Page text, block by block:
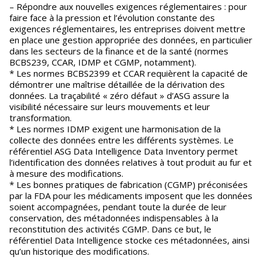
– Répondre aux nouvelles exigences réglementaires : pour
faire face à la pression et l’évolution constante des
exigences réglementaires, les entreprises doivent mettre
en place une gestion appropriée des données, en particulier
dans les secteurs de la finance et de la santé (normes
BCBS239, CCAR, IDMP et CGMP, notamment).
* Les normes BCBS2399 et CCAR requièrent la capacité de
démontrer une maîtrise détaillée de la dérivation des
données. La traçabilité « zéro défaut » d’ASG assure la
visibilité nécessaire sur leurs mouvements et leur
transformation.
* Les normes IDMP exigent une harmonisation de la
collecte des données entre les différents systèmes. Le
référentiel ASG Data Intelligence Data Inventory permet
l’identification des données relatives à tout produit au fur et
à mesure des modifications.
* Les bonnes pratiques de fabrication (CGMP) préconisées
par la FDA pour les médicaments imposent que les données
soient accompagnées, pendant toute la durée de leur
conservation, des métadonnées indispensables à la
reconstitution des activités CGMP. Dans ce but, le
référentiel Data Intelligence stocke ces métadonnées, ainsi
qu’un historique des modifications.